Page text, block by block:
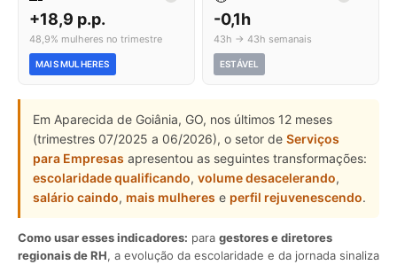
+18,9 p.p.
48,9% mulheres no trimestre
MAIS MULHERES
-0,1h
43h → 43h semanais
ESTÁVEL
Em Aparecida de Goiânia, GO, nos últimos 12 meses
(trimestres 07/2025 a 06/2026), o setor de Serviços
para Empresas apresentou as seguintes transformações:
escolaridade qualificando, volume desacelerando,
salário caindo, mais mulheres e perfil rejuvenescendo.
Como usar esses indicadores: para gestores e diretores
regionais de RH, a evolução da escolaridade e da jornada sinaliza